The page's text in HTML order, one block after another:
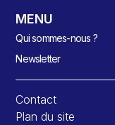
MENU
Qui sommes-nous ?
Newsletter
Contact
Plan du site